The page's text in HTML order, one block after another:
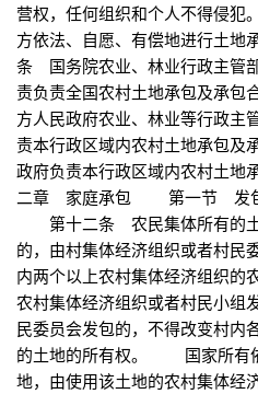
营权，任何组织和个人不得
方依法、自愿、有偿地进行土
条 国务院农业、林业行政主管
责负责全国农村土地承包及承包
方人民政府农业、林业等行政主
责本行政区域内农村土地承包及
政府负责本行政区域内农村土
二章 家庭承包 第一节 发包
第十二条 农民集体所有的土
的，由村集体经济组织或者村民
内两个以上农村集体经济组织的
农村集体经济组织或者村民小组
民委员会发包的，不得改变村内
的土地的所有权。 国家所有
地，由使用该土地的农村集体经